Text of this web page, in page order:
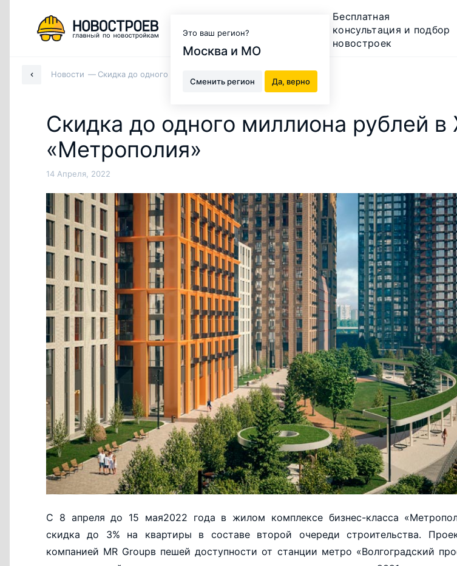
Это ваш регион?
Москва и МО
Сменить регион Да, верно
Бесплатная
консультация и подбор
новостроек
Новости Скидка до одного миллиона рублей в ЖК «Метрополия»
Скидка до одного миллиона рублей
«Метрополия»
14 Апреля, 2022
С 8 апреля до 15 мая2022 года в жилом комплексе бизнес-класса
скидка до 3% на квартиры в составе второй очереди строительства.
компанией MR Groupв пешей доступности от станции метро «Волгоградский